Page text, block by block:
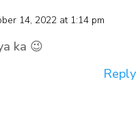
14, 2022 at 1:14 pm
ka 😉
Reply